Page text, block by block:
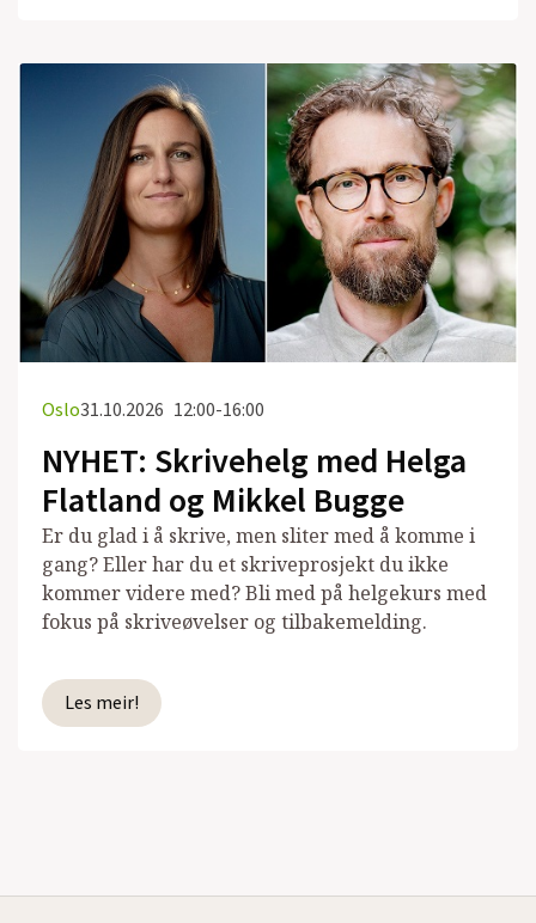
Oslo31.10.2026 12:00-16:00
NYHET: Skrivehelg med Helga
Flatland og Mikkel Bugge
Er du glad i å skrive, men sliter med å komme i
gang? Eller har du et skriveprosjekt du ikke
kommer videre med? Bli med på helgekurs med
fokus på skriveøvelser og tilbakemelding.
Les meir!